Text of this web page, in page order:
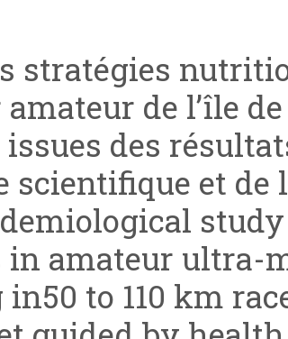
stratégies
de l’île
des
et de
in amateur ultra-
to 110 km